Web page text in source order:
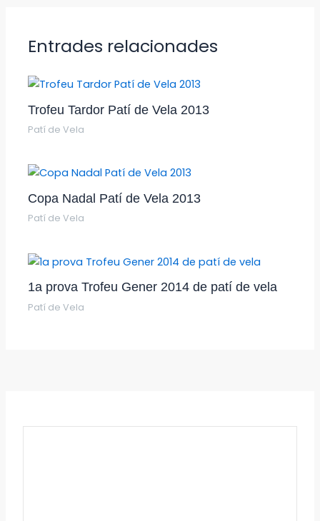
Entrades relacionades
Trofeu Tardor Patí de Vela 2013
Patí de Vela
Copa Nadal Patí de Vela 2013
Patí de Vela
1a prova Trofeu Gener 2014 de patí de vela
Patí de Vela